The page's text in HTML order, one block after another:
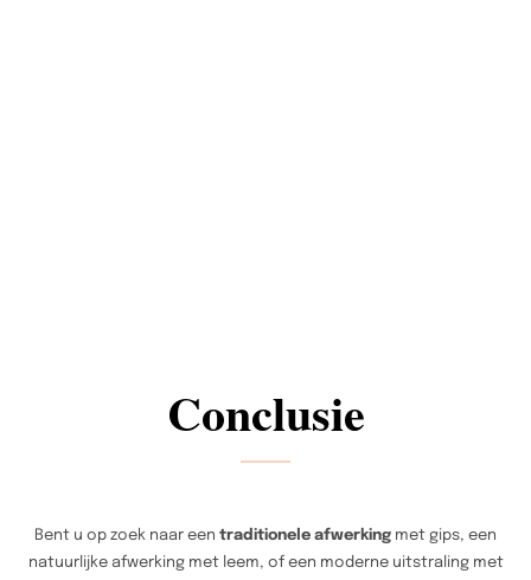
Conclusie
Bent u op zoek naar een traditionele afwerking met gips, een
natuurlijke afwerking met leem, of een moderne uitstraling met